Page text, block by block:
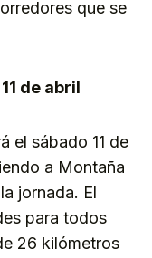
que se
de abril
el sábado 11 de
a Montaña
jornada. El
para todos
26 kilómetros